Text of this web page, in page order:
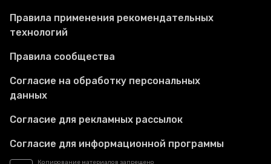
Правила применения рекомендательных
технологий
Правила сообщества
Согласие на обработку персональных
данных
Согласие для рекламных рассылок
Согласие для информационной программы
Копирование материалов запрещено